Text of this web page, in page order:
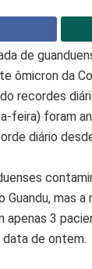
de
ômicron da
recordes
feira) foram
diário
Guandu, mas
apenas 3
data de ontem.